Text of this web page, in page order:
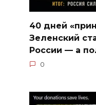
40 дней
Зеленский
России — а
0